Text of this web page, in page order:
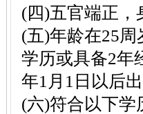
(四)五官端正，
(五)年龄在25
学历或具备2年
年1月1日以后
(六)符合以下学